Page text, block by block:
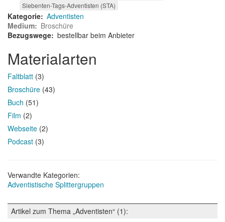
Siebenten-Tags-Adventisten (STA)
Kategorie Adventisten
Medium
Broschüre
Bezugswege bestellbar beim Anbieter
Materialarten
Faltblatt (3)
Broschüre (43)
Buch (51)
Film (2)
Webseite (2)
Podcast (3)
Verwandte Kategorien:
Adventistische Splittergruppen
Artikel zum Thema „Adventisten“ (1):